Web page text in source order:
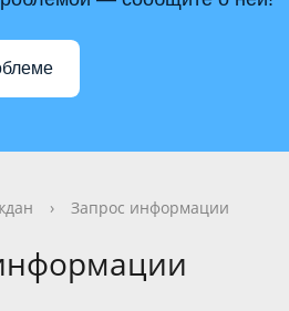
данные
› Запрос информации